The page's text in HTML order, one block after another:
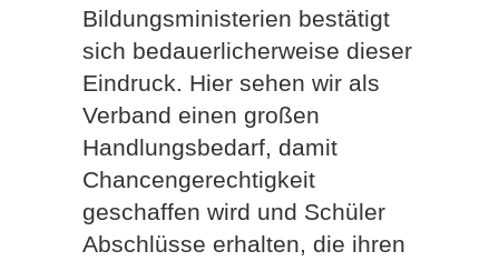
Bildungsministerien bestätigt
sich bedauerlicherweise dieser
Eindruck. Hier sehen wir als
Verband einen großen
Handlungsbedarf, damit
Chancengerechtigkeit
geschaffen wird und Schüler
Abschlüsse erhalten, die ihren